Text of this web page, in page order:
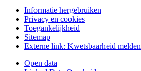
Informatie hergebruiken
Privacy en cookies
Toegankelijkheid
Sitemap
Externe link: Kwetsbaarheid melden
Open data